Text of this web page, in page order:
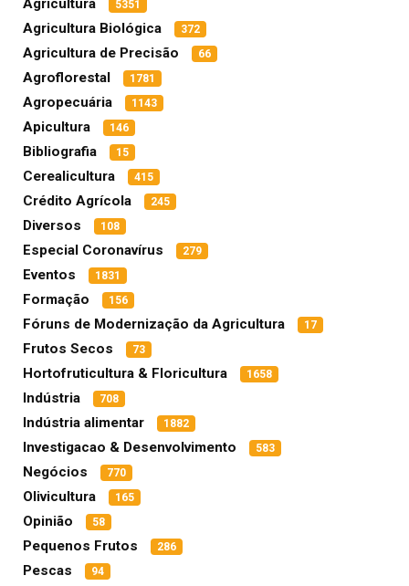
Agricultura 5351
Agricultura Biológica 372
Agricultura de Precisão 66
Agroflorestal 1781
Agropecuária 1143
Apicultura 146
Bibliografia 15
Cerealicultura 415
Crédito Agrícola 245
Diversos 108
Especial Coronavírus 279
Eventos 1831
Formação 156
Fóruns de Modernização da Agricultura 17
Frutos Secos 73
Hortofruticultura & Floricultura 1658
Indústria 708
Indústria alimentar 1882
Investigacao & Desenvolvimento 583
Negócios 770
Olivicultura 165
Opinião 58
Pequenos Frutos 286
Pescas 94